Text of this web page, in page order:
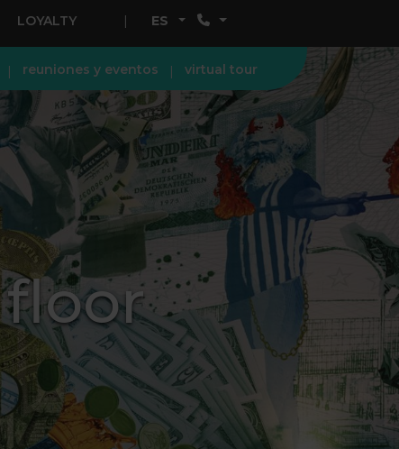
LOYALTY ES
reuniones y eventos virtual tour